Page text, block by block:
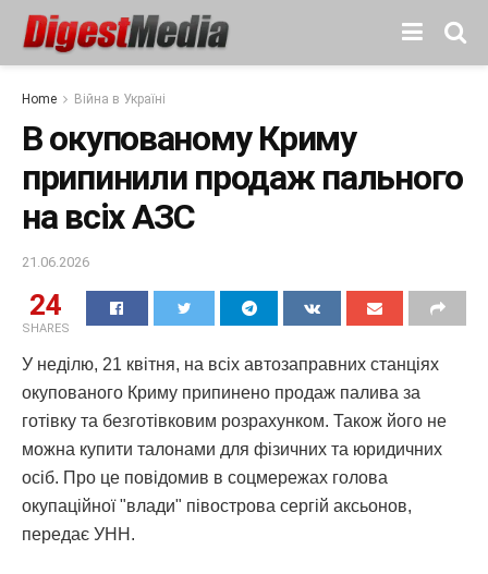
Home Війна в Україні
В окупованому Криму
припинили продаж пального
на всіх АЗС
21.06.2026
24
SHARES
У неділю, 21 квітня, на всіх автозаправних станціях
окупованого Криму припинено продаж палива за
готівку та безготівковим розрахунком. Також його не
можна купити талонами для фізичних та юридичних
осіб. Про це повідомив в соцмережах голова
окупаційної "влади" півострова сергій аксьонов,
передає УНН.